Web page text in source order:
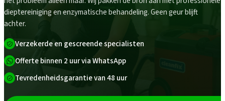
dieptereiniging en enzymatische behandeling. Geen geur blijft
achter.
Verzekerde en gescreende specialisten
Offerte binnen 2 uur via WhatsApp
Tevredenheidsgarantie van 48 uur